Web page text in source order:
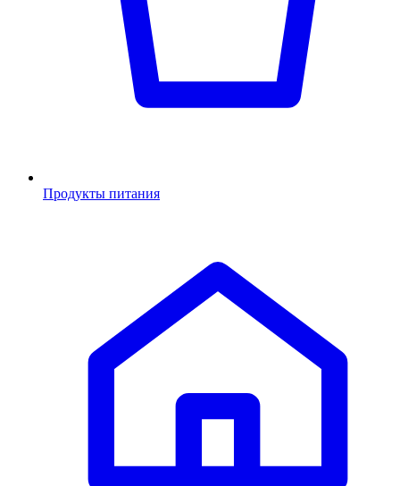
Продукты питания